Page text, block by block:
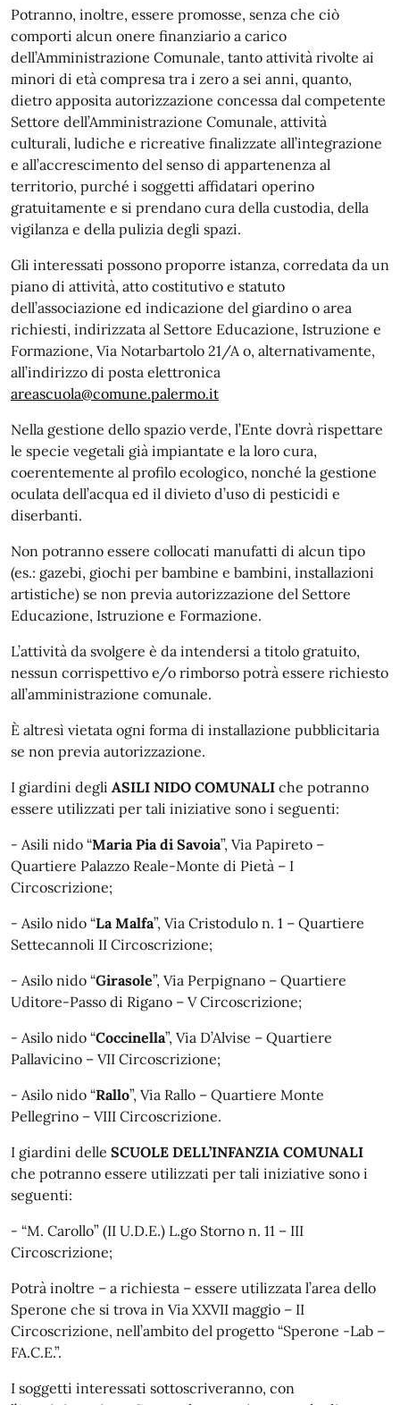
Potranno, inoltre, essere promosse, senza che ciò
comporti alcun onere finanziario a carico
dell’Amministrazione Comunale, tanto attività rivolte ai
minori di età compresa tra i zero a sei anni, quanto,
dietro apposita autorizzazione concessa dal competente
Settore dell’Amministrazione Comunale, attività
culturali, ludiche e ricreative finalizzate all’integrazione
e all’accrescimento del senso di appartenenza al
territorio, purché i soggetti affidatari operino
gratuitamente e si prendano cura della custodia, della
vigilanza e della pulizia degli spazi.
Gli interessati possono proporre istanza, corredata da un
piano di attività, atto costitutivo e statuto
dell’associazione ed indicazione del giardino o area
richiesti, indirizzata al Settore Educazione, Istruzione e
Formazione, Via Notarbartolo 21/A o, alternativamente,
all’indirizzo di posta elettronica
areascuola@comune.palermo.it
Nella gestione dello spazio verde, l’Ente dovrà rispettare
le specie vegetali già impiantate e la loro cura,
coerentemente al profilo ecologico, nonché la gestione
oculata dell’acqua ed il divieto d’uso di pesticidi e
diserbanti.
Non potranno essere collocati manufatti di alcun tipo
(es.: gazebi, giochi per bambine e bambini, installazioni
artistiche) se non previa autorizzazione del Settore
Educazione, Istruzione e Formazione.
L’attività da svolgere è da intendersi a titolo gratuito,
nessun corrispettivo e/o rimborso potrà essere richiesto
all’amministrazione comunale.
È altresì vietata ogni forma di installazione pubblicitaria
se non previa autorizzazione.
I giardini degli ASILI NIDO COMUNALI che potranno
essere utilizzati per tali iniziative sono i seguenti:
- Asili nido “Maria Pia di Savoia”, Via Papireto –
Quartiere Palazzo Reale-Monte di Pietà – I
Circoscrizione;
- Asilo nido “La Malfa”, Via Cristodulo n. 1 – Quartiere
Settecannoli II Circoscrizione;
- Asilo nido “Girasole”, Via Perpignano – Quartiere
Uditore-Passo di Rigano – V Circoscrizione;
- Asilo nido “Coccinella”, Via D’Alvise – Quartiere
Pallavicino – VII Circoscrizione;
- Asilo nido “Rallo”, Via Rallo – Quartiere Monte
Pellegrino – VIII Circoscrizione.
I giardini delle SCUOLE DELL’INFANZIA COMUNALI
che potranno essere utilizzati per tali iniziative sono i
seguenti:
- “M. Carollo” (II U.D.E.) L.go Storno n. 11 – III
Circoscrizione;
Potrà inoltre – a richiesta – essere utilizzata l’area dello
Sperone che si trova in Via XXVII maggio – II
Circoscrizione, nell’ambito del progetto “Sperone -Lab –
FA.C.E.”.
I soggetti interessati sottoscriveranno, con